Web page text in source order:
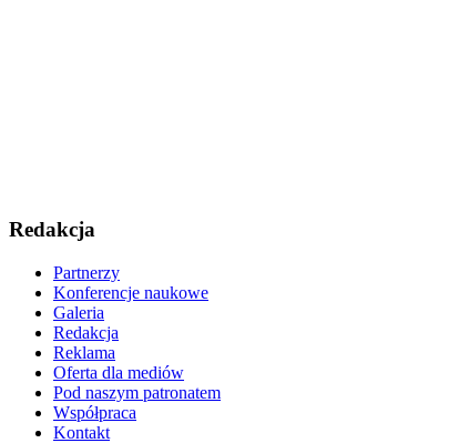
Redakcja
Partnerzy
Konferencje naukowe
Galeria
Redakcja
Reklama
Oferta dla mediów
Pod naszym patronatem
Współpraca
Kontakt